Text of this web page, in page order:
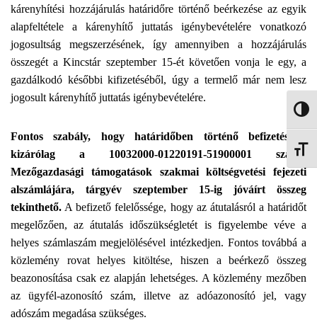
kárenyhítési hozzájárulás határidőre történő beérkezése az egyik
alapfeltétele a kárenyhítő juttatás igénybevételére vonatkozó
jogosultság megszerzésének, így amennyiben a hozzájárulás
összegét a Kincstár szeptember 15-ét követően vonja le egy, a
gazdálkodó későbbi kifizetéséből, úgy a termelő már nem lesz
jogosult kárenyhítő juttatás igénybevételére.
Fontos szabály, hogy határidőben történő befizetésnek
kizárólag a 10032000-01220191-51900001 számú
Mezőgazdasági támogatások szakmai költségvetési fejezeti
alszámlájára, tárgyév szeptember 15-ig jóváírt összeg
tekinthető. A befizető felelőssége, hogy az átutalásról a határidőt
megelőzően, az átutalás időszükségletét is figyelembe véve a
helyes számlaszám megjelölésével intézkedjen. Fontos továbbá a
közlemény rovat helyes kitöltése, hiszen a beérkező összeg
beazonosítása csak ez alapján lehetséges. A közlemény mezőben
az ügyfél-azonosító szám, illetve az adóazonosító jel, vagy
adószám megadása szükséges.